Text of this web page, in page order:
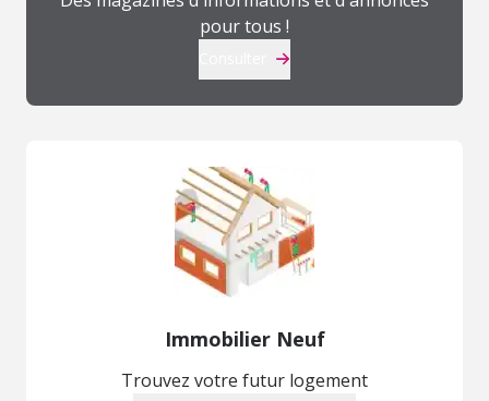
pour tous !
Immobilier Neuf
Trouvez votre futur logement